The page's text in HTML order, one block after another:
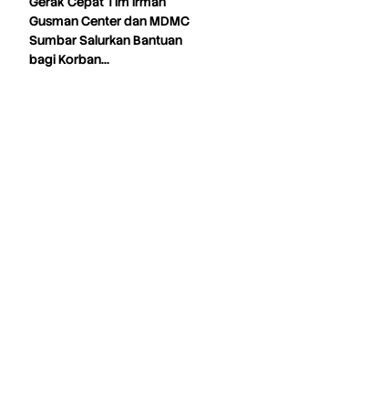
Gusman Center dan MDMC
Sumbar Salurkan Bantuan
bagi Korban…